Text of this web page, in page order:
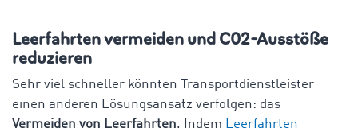
Leerfahrten vermeiden und C02-Ausstöße
reduzieren
Sehr viel schneller könnten Transportdienstleister
einen anderen Lösungsansatz verfolgen: das
Vermeiden von Leerfahrten. Indem Leerfahrten